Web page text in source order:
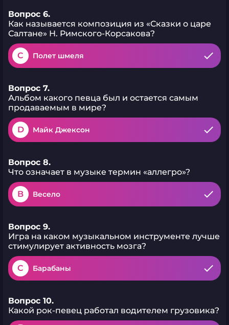
Вопрос 6.
Как называется композиция из «Сказки о царе
Салтане» Н. Римского-Корсакова?
C Полет шмеля
Вопрос 7.
Альбом какого певца был и остается самым
продаваемым в мире?
D Майк Джексон
Вопрос 8.
Что означает в музыке термин «аллегро»?
B Весело
Вопрос 9.
Игра на каком музыкальном инструменте лучше
стимулирует активность мозга?
C Барабаны
Вопрос 10.
Какой рок-певец работал водителем грузовика?